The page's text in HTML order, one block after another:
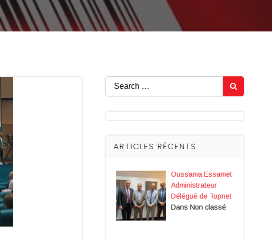
Search
for:
ARTICLES RÉCENTS
Oussama Essamet
Administrateur
Délégué de Topnet
Dans Non classé